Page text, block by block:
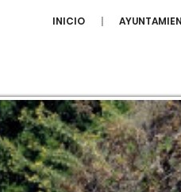
INICIO